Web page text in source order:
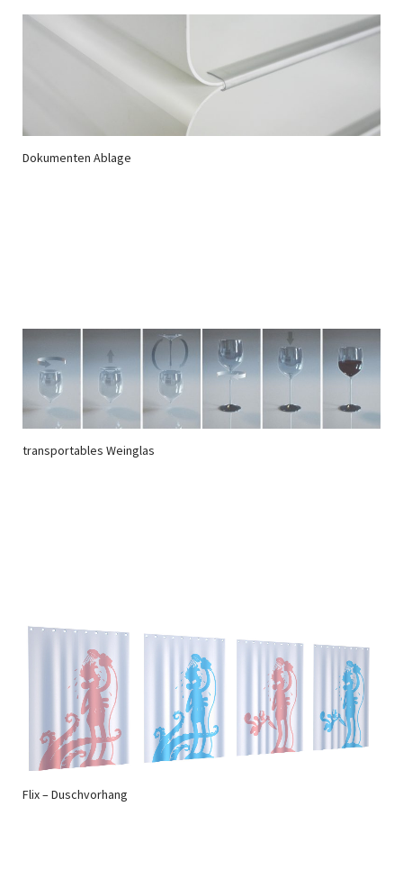
Dokumenten Ablage
transportables Weinglas
Flix – Duschvorhang